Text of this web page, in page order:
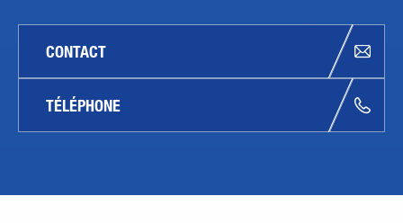
CONTACT
TÉLÉPHONE